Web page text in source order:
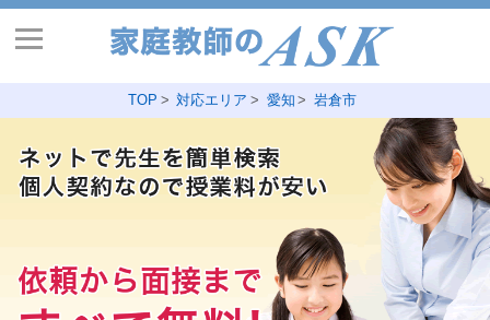
TOP 対応エリア 愛知 岩倉市